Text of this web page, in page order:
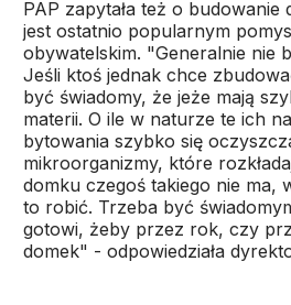
PAP zapytała też o budowanie
jest ostatnio popularnym
obywatelskim. "Generalnie nie
Jeśli ktoś jednak chce
być świadomy, że jeże mają
materii. O ile w naturze te ich
bytowania szybko się
mikroorganizmy, które
domku czegoś takiego nie ma,
to robić. Trzeba być
gotowi, żeby przez rok, czy
domek" - odpowiedziała